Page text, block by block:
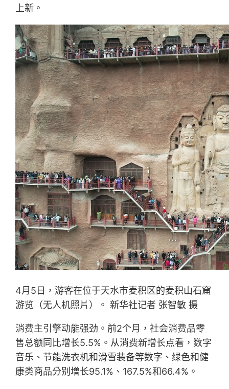
上新。
4月5日，游客在位于天水市麦积区的麦积山石窟
游览（无人机照片）。 新华社记者 张智敏 摄
消费主引擎动能强劲。前2个月，社会消费品零
售总额同比增长5.5%。从消费新增长点看，数字
音乐、节能洗衣机和滑雪装备等数字、绿色和健
康类商品分别增长95.1%、167.5%和66.4%。